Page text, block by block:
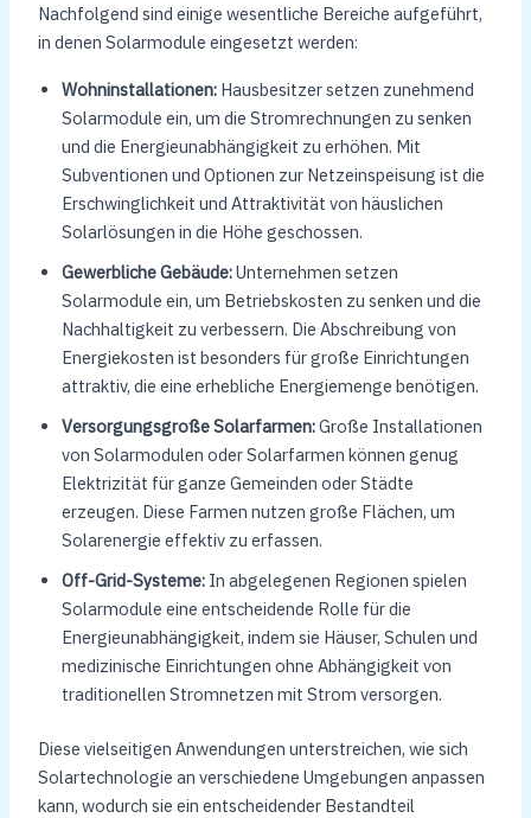
Nachfolgend sind einige wesentliche Bereiche aufgeführt,
in denen Solarmodule eingesetzt werden:
Wohninstallationen:Hausbesitzer setzen zunehmend
Solarmodule ein, um die Stromrechnungen zu senken
und die Energieunabhängigkeit zu erhöhen. Mit
Subventionen und Optionen zur Netzeinspeisung ist die
Erschwinglichkeit und Attraktivität von häuslichen
Solarlösungen in die Höhe geschossen.
Gewerbliche Gebäude:Unternehmen setzen
Solarmodule ein, um Betriebskosten zu senken und die
Nachhaltigkeit zu verbessern. Die Abschreibung von
Energiekosten ist besonders für große Einrichtungen
attraktiv, die eine erhebliche Energiemenge benötigen.
Versorgungsgroße Solarfarmen:Große Installationen
von Solarmodulen oder Solarfarmen können genug
Elektrizität für ganze Gemeinden oder Städte
erzeugen. Diese Farmen nutzen große Flächen, um
Solarenergie effektiv zu erfassen.
Off-Grid-Systeme:In abgelegenen Regionen spielen
Solarmodule eine entscheidende Rolle für die
Energieunabhängigkeit, indem sie Häuser, Schulen und
medizinische Einrichtungen ohne Abhängigkeit von
traditionellen Stromnetzen mit Strom versorgen.
Diese vielseitigen Anwendungen unterstreichen, wie sich
Solartechnologie an verschiedene Umgebungen anpassen
kann, wodurch sie ein entscheidender Bestandteil